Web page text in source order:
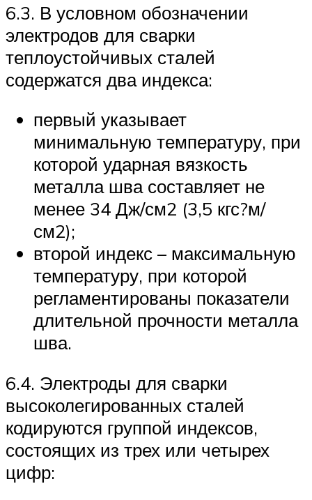
6.3. В условном обозначении
электродов для сварки
теплоустойчивых сталей
содержатся два индекса:
первый указывает
минимальную температуру, при
которой ударная вязкость
металла шва составляет не
менее 34 Дж/см2 (3,5 кгс?м/
см2);
второй индекс – максимальную
температуру, при которой
регламентированы показатели
длительной прочности металла
шва.
6.4. Электроды для сварки
высоколегированных сталей
кодируются группой индексов,
состоящих из трех или четырех
цифр: